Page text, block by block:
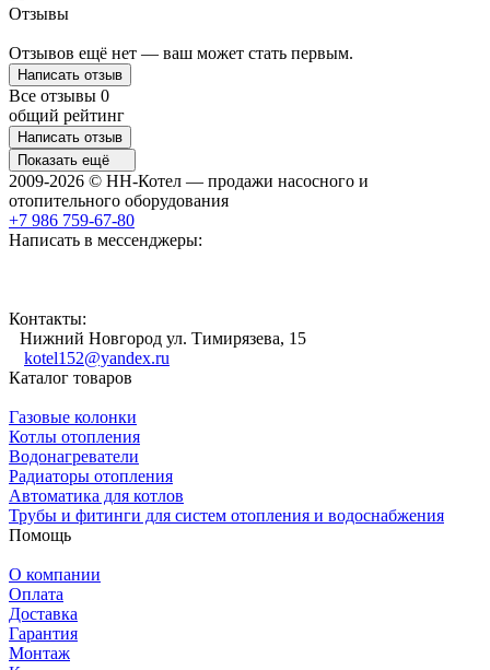
Отзывы
Отзывов ещё нет — ваш может стать первым.
Написать отзыв
Все отзывы 0
общий рейтинг
Написать отзыв
Показать ещё
2009-2026 © НН-Котел — продажи насосного и
отопительного оборудования
+7 986 759-67-80
Написать в мессенджеры:
Контакты:
Нижний Новгород ул. Тимирязева, 15
kotel152@yandex.ru
Каталог товаров
Газовые колонки
Котлы отопления
Водонагреватели
Радиаторы отопления
Автоматика для котлов
Трубы и фитинги для систем отопления и водоснабжения
Помощь
О компании
Оплата
Доставка
Гарантия
Монтаж